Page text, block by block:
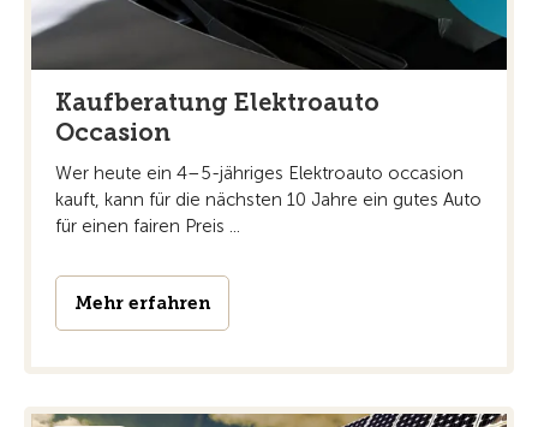
Kaufberatung Elektroauto
Occasion
Wer heute ein 4–5-jähriges Elektroauto occasion
kauft, kann für die nächsten 10 Jahre ein gutes Auto
für einen fairen Preis ...
Mehr erfahren